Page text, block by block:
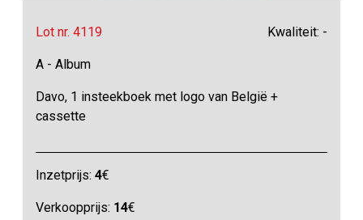
Lot nr. 4119 Kwaliteit: -
A - Album
Davo, 1 insteekboek met logo van België +
cassette
Inzetprijs:4€
Verkoopprijs: 14€